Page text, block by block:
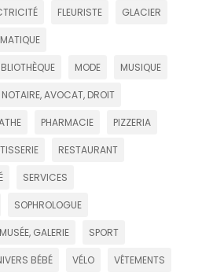
FLEURISTE GLACIER
MODE MUSIQUE
NOTAIRE, AVOCAT, DROIT
PHARMACIE PIZZERIA
RESTAURANT
SERVICES
SOPHROLOGUE
GALERIE SPORT
BÉBÉ VÉLO VÊTEMENTS